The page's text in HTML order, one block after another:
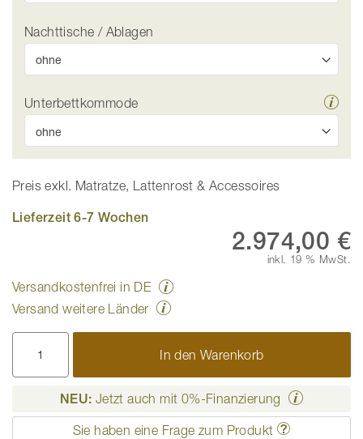
Nachttische / Ablagen
Unterbettkommode
Preis exkl. Matratze, Lattenrost & Accessoires
Lieferzeit 6-7 Wochen
2.974,00 €
inkl. 19 % MwSt.
Versandkostenfrei in DE
Versand weitere Länder
In den Warenkorb
NEU: Jetzt auch mit 0%-Finanzierung
Sie haben eine Frage zum Produkt